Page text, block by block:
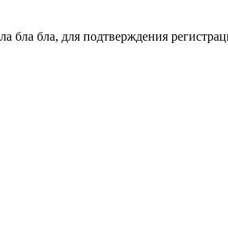
бла бла, для подтверждения